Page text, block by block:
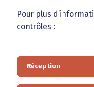
Pour plus
contrôles :
Réception